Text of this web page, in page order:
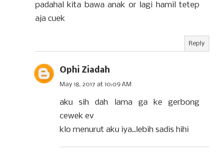
padahal kita bawa anak or lagi hamil tetep
aja cuek
Reply
Ophi Ziadah
May 18, 2017 at 10:09 AM
aku sih dah lama ga ke gerbong
cewek ev
klo menurut aku iya..lebih sadis hihi